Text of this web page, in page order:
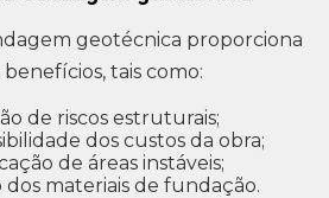
geotécnica proporciona
benefícios, tais como:
de riscos estruturais;
dos custos da obra;
de áreas instáveis;
dos materiais de fundação.